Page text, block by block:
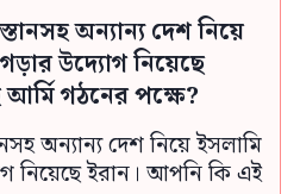
অন্যান্য দেশ নিয়ে
উদ্যোগ নিয়েছে
গঠনের পক্ষে?
অন্যান্য দেশ নিয়ে ইসলামি
নিয়েছে ইরান। আপনি কি এই